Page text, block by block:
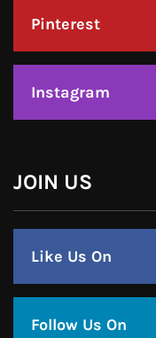
Pinterest
Instagram
JOIN US
Like Us On
Follow Us On